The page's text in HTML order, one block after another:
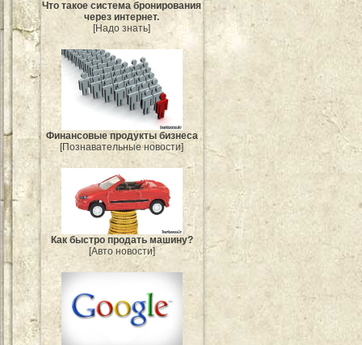
Что такое система бронирования
через интернет.
[Надо знать]
Финансовые продукты бизнеса
[Познавательные новости]
Как быстро продать машину?
[Авто новости]